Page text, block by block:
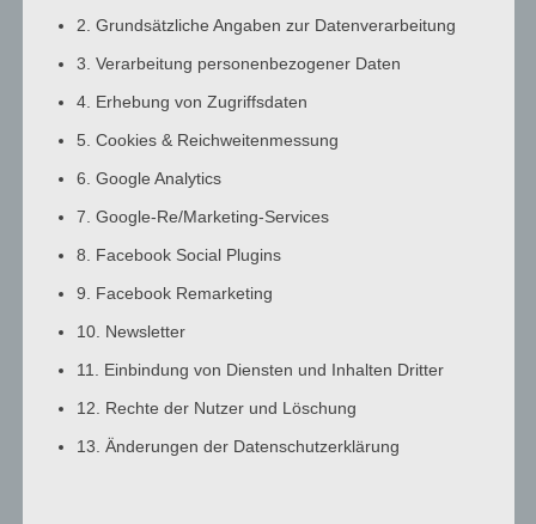
5:00
a.m.
7:00
a.m.
8:00
a.m.
10:00
2. Grundsätzliche Angaben zur Datenverarbeitung
3. Verarbeitung personenbezogener Daten
4. Erhebung von Zugriffsdaten
5. Cookies & Reichweitenmessung
6. Google Analytics
7. Google-Re/Marketing-Services
8. Facebook Social Plugins
9. Facebook Remarketing
10. Newsletter
11. Einbindung von Diensten und Inhalten Dritter
12. Rechte der Nutzer und Löschung
13. Änderungen der Datenschutzerklärung